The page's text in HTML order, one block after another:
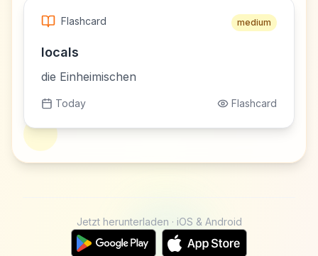
Flashcard medium
locals
die Einheimischen
Today Flashcard
Jetzt herunterladen · iOS & Android